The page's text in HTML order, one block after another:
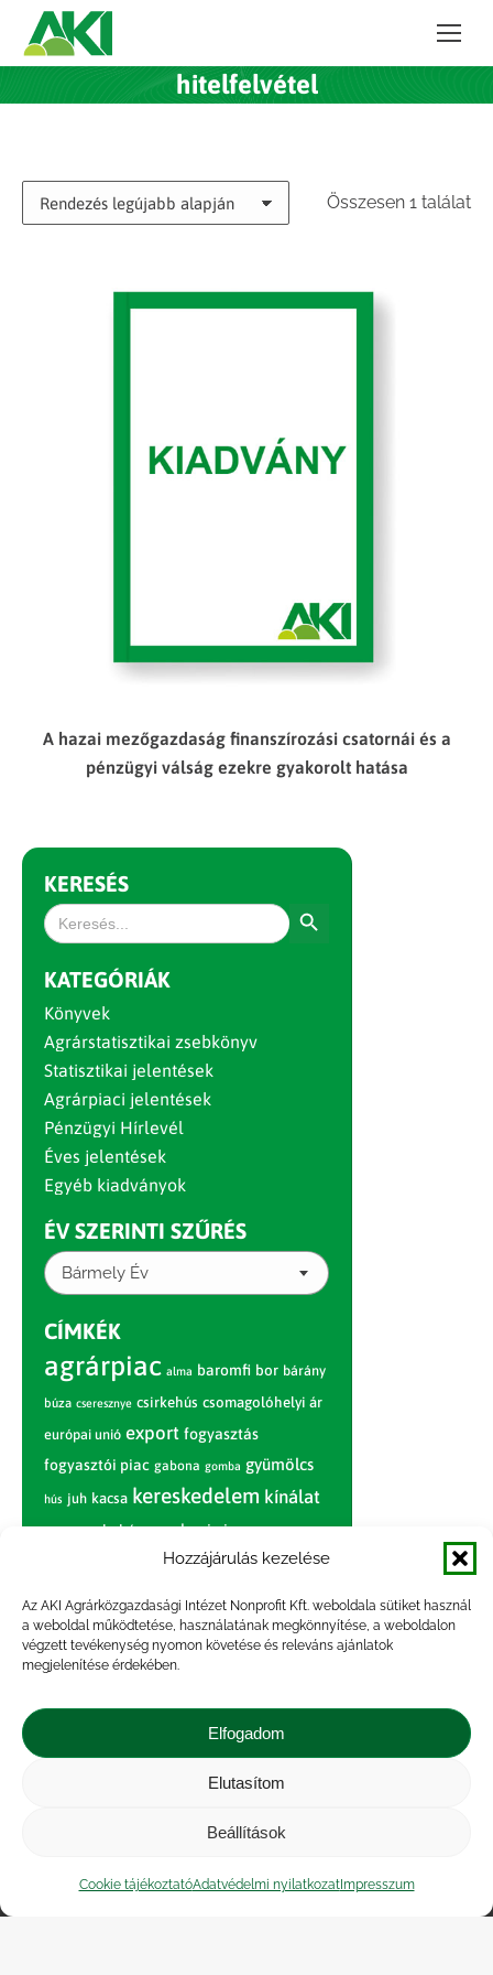
Hozzájárulás kezelése
Az AKI Agrárközgazdasági Intézet Nonprofit Kft. weboldala sütiket használ
a weboldal működtetése, használatának megkönnyítése, a weboldalon
végzett tevékenység nyomon követése és releváns ajánlatok
megjelenítése érdekében.
Elfogadom
Elutasítom
Beállítások
Cookie tájékoztatóAdatvédelmi nyilatkozatImpresszum
hitelfelvétel
Összesen 1 találat
A hazai mezőgazdaság finanszírozási csatornái és a
pénzügyi válság ezekre gyakorolt hatása
KERESÉS
Search
for:
KATEGÓRIÁK
Könyvek
Agrárstatisztikai zsebkönyv
Statisztikai jelentések
Agrárpiaci jelentések
Pénzügyi Hírlevél
Éves jelentések
Egyéb kiadványok
ÉV SZERINTI SZŰRÉS
Bármely Év
CÍMKÉK
agrárpiac alma baromfi bor bárány
búza cseresznye csirkehús csomagolóhelyi ár
európai unió export fogyasztás
fogyasztói piac gabona gomba gyümölcs
hús juh kacsa kereskedelem kínálat
körte marhahús nagybani piac narancs
nemzetközi árinformációk
paradicsom piac piaci jelentés
pulyka pulykahús sertés sertéshús
szarvasmarha termelés
termelői
zöldség árak
átlagárértékesítési ár
Közérdekű adatok
| Adatvédelmi nyilatkozat
|